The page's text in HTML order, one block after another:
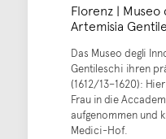
Florenz |
Artemisia
Das Museo degli
Gentileschi ihren
(1612/13–1620):
Frau in die
aufgenommen und
Medici-Hof.